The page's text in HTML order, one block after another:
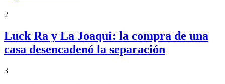
2
Luck Ra y La Joaqui: la compra de una
casa desencadenó la separación
3